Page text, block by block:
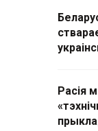
Расія